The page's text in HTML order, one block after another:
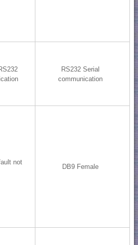
RS232 Serial
communication
not
DB9 Female